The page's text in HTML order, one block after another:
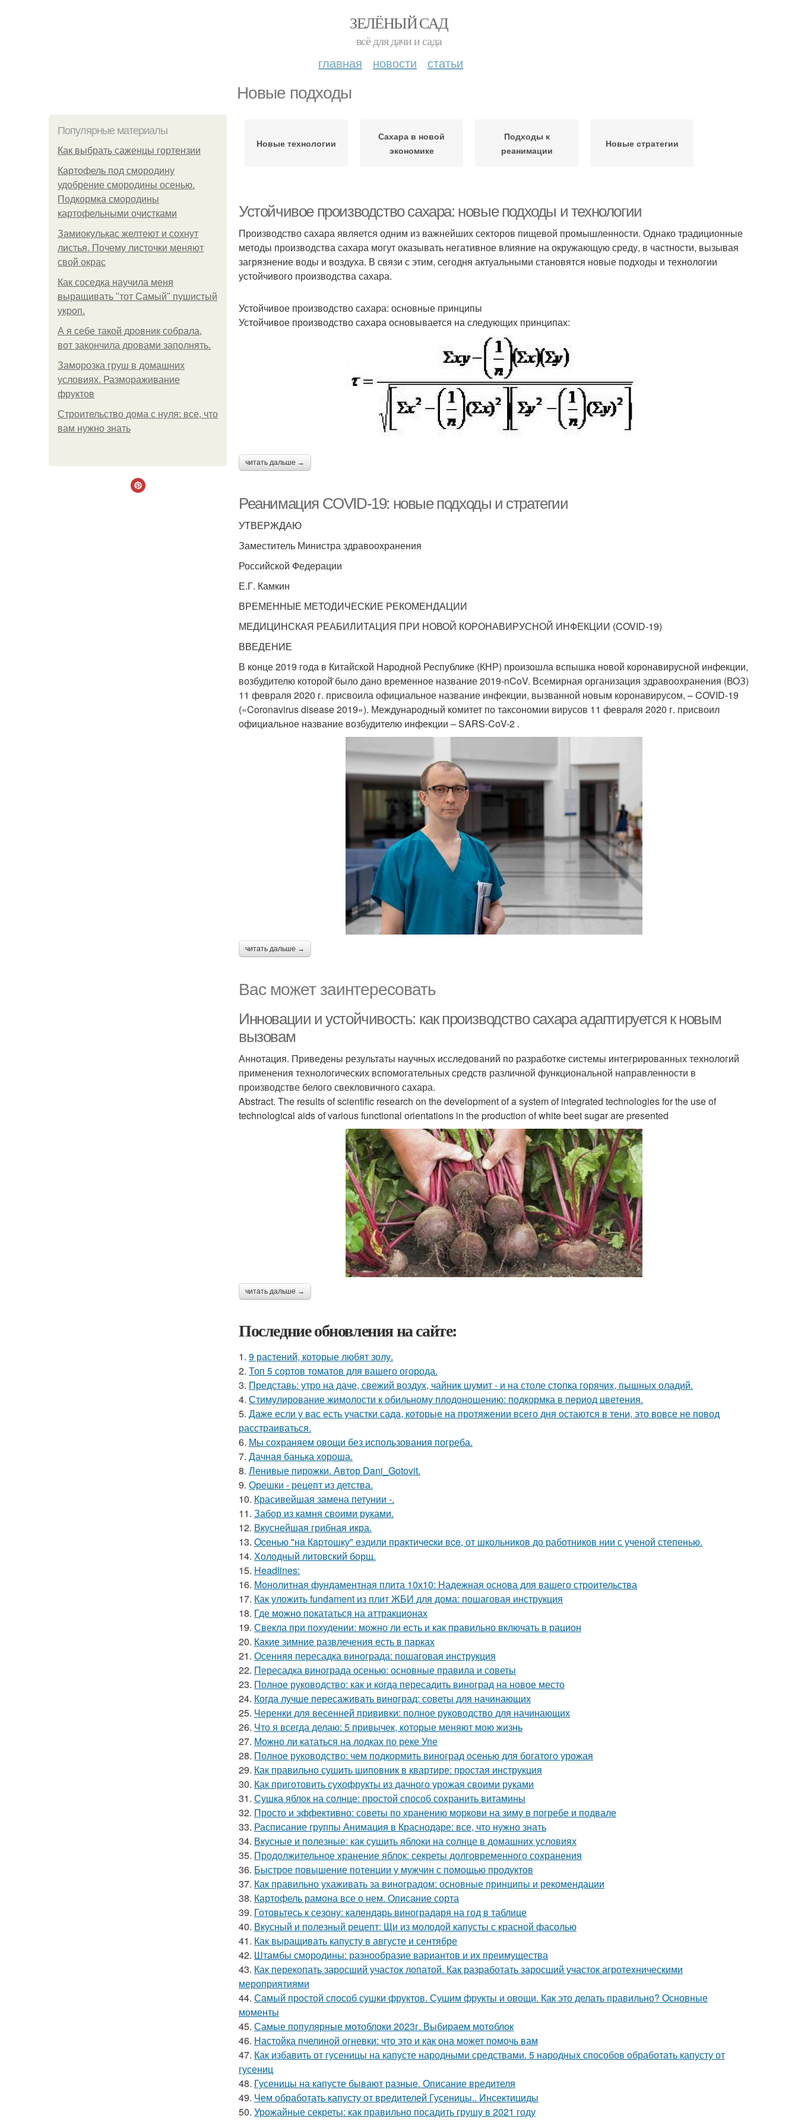
ЗЕЛЁНЫЙ САД
всё для дачи и сада
главная новости статьи
Новые подходы
Популярные материалы
Как выбрать саженцы гортензии
Картофель под смородину
удобрение смородины осенью.
Подкормка смородины
картофельными очистками
Замиокулькас желтеют и сохнут
листья. Почему листочки меняют
свой окрас
Как соседка научила меня
выращивать "тот Самый" пушистый
укроп.
А я себе такой дровник собрала,
вот закончила дровами заполнять.
Заморозка груш в домашних
условиях. Размораживание
фруктов
Строительство дома с нуля: все, что
вам нужно знать
Новые технологии
Сахара в новой
экономике
Подходы к
реанимации
Новые стратегии
Устойчивое производство сахара: новые подходы и технологии
Производство сахара является одним из важнейших секторов пищевой промышленности. Однако традиционные
методы производства сахара могут оказывать негативное влияние на окружающую среду, в частности, вызывая
загрязнение воды и воздуха. В связи с этим, сегодня актуальными становятся новые подходы и технологии
устойчивого производства сахара.
Устойчивое производство сахара: основные принципы
Устойчивое производство сахара основывается на следующих принципах:
читать дальше →
Реанимация COVID-19: новые подходы и стратегии
УТВЕРЖДАЮ
Заместитель Министра здравоохранения
Российской Федерации
Е.Г. Камкин
ВРЕМЕННЫЕ МЕТОДИЧЕСКИЕ РЕКОМЕНДАЦИИ
МЕДИЦИНСКАЯ РЕАБИЛИТАЦИЯ ПРИ НОВОЙ КОРОНАВИРУСНОЙ ИНФЕКЦИИ (COVID-19)
ВВЕДЕНИЕ
В конце 2019 года в Китайской Народной Республике (КНР) произошла вспышка новой коронавирусной инфекции,
возбудителю которой̆ было дано временное название 2019-nCoV. Всемирная организация здравоохранения (ВОЗ)
11 февраля 2020 г. присвоила официальное название инфекции, вызванной новым коронавирусом, – COVID-19
(«Coronavirus disease 2019»). Международный комитет по таксономии вирусов 11 февраля 2020 г. присвоил
официальное название возбудителю инфекции – SARS-CoV-2 .
читать дальше →
Вас может заинтересовать
Инновации и устойчивость: как производство сахара адаптируется к новым
вызовам
Аннотация. Приведены результаты научных исследований по разработке системы интегрированных технологий
применения технологических вспомогательных средств различной функциональной направленности в
производстве белого свекловичного сахара.
Abstract. The results of scientific research on the development of a system of integrated technologies for the use of
technological aids of various functional orientations in the production of white beet sugar are presented
читать дальше →
Последние обновления на сайте:
1. 9 растений, которые любят золу.
2. Топ 5 сортов томатов для вашего огорода.
3. Представь: утро на даче, свежий воздух, чайник шумит - и на столе стопка горячих, пышных оладий.
4. Стимулирование жимолости к обильному плодоношению: подкормка в период цветения.
5. Даже если у вас есть участки сада, которые на протяжении всего дня остаются в тени, это вовсе не повод
расстраиваться.
6. Мы сохраняем овощи без использования погреба.
7. Дачная банька хороша.
8. Ленивые пирожки. Автор Dani_Gotovit.
9. Орешки - рецепт из детства.
10. Красивейшая замена петунии -.
11. Забор из камня своими руками.
12. Вкуснейшая грибная икра.
13. Oceнью "нa Кapтошку" eздили пpaктичecки вce, от школьников до работников нии с ученой степенью.
14. Холодный литовский борщ.
15. Headlines:
16. Монолитная фундаментная плита 10х10: Надежная основа для вашего строительства
17. Как уложить fundament из плит ЖБИ для дома: пошаговая инструкция
18. Где можно покататься на аттракционах
19. Свекла при похудении: можно ли есть и как правильно включать в рацион
20. Какие зимние развлечения есть в парках
21. Осенняя пересадка винограда: пошаговая инструкция
22. Пересадка винограда осенью: основные правила и советы
23. Полное руководство: как и когда пересадить виноград на новое место
24. Когда лучше пересаживать виноград: советы для начинающих
25. Черенки для весенней прививки: полное руководство для начинающих
26. Что я всегда делаю: 5 привычек, которые меняют мою жизнь
27. Можно ли кататься на лодках по реке Упе
28. Полное руководство: чем подкормить виноград осенью для богатого урожая
29. Как правильно сушить шиповник в квартире: простая инструкция
30. Как приготовить сухофрукты из дачного урожая своими руками
31. Сушка яблок на солнце: простой способ сохранить витамины
32. Просто и эффективно: советы по хранению моркови на зиму в погребе и подвале
33. Расписание группы Анимация в Краснодаре: все, что нужно знать
34. Вкусные и полезные: как сушить яблоки на солнце в домашних условиях
35. Продолжительное хранение яблок: секреты долговременного сохранения
36. Быстрое повышение потенции у мужчин с помощью продуктов
37. Как правильно ухаживать за виноградом: основные принципы и рекомендации
38. Картофель рамона все о нем. Описание сорта
39. Готовьтесь к сезону: календарь виноградаря на год в таблице
40. Вкусный и полезный рецепт: Щи из молодой капусты с красной фасолью
41. Как выращивать капусту в августе и сентябре
42. Штамбы смородины: разнообразие вариантов и их преимущества
43. Как перекопать заросший участок лопатой. Как разработать заросший участок агротехническими
мероприятиями
44. Самый простой способ сушки фруктов. Сушим фрукты и овощи. Как это делать правильно? Основные
моменты
45. Самые популярные мотоблоки 2023г. Выбираем мотоблок
46. Настойка пчелиной огневки: что это и как она может помочь вам
47. Как избавить от гусеницы на капусте народными средствами. 5 народных способов обработать капусту от
гусениц
48. Гусеницы на капусте бывают разные. Описание вредителя
49. Чем обработать капусту от вредителей Гусеницы.. Инсектициды
50. Урожайные секреты: как правильно посадить грушу в 2021 году